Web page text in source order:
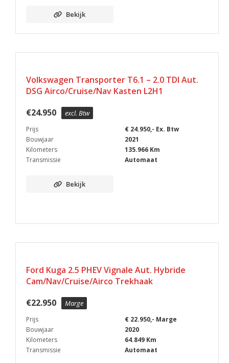
Bekijk
Volkswagen Transporter T6.1 – 2.0 TDI Aut.
DSG Airco/Cruise/Nav Kasten L2H1
€24.950 excl. Btw
Prijs
€ 24.950,- Ex. Btw
Bouwjaar
2021
Kilometers
135.966 Km
Transmissie
Automaat
Bekijk
Ford Kuga 2.5 PHEV Vignale Aut. Hybride
Cam/Nav/Cruise/Airco Trekhaak
€22.950 Marge
Prijs
€ 22.950,- Marge
Bouwjaar
2020
Kilometers
64.849 Km
Transmissie
Automaat